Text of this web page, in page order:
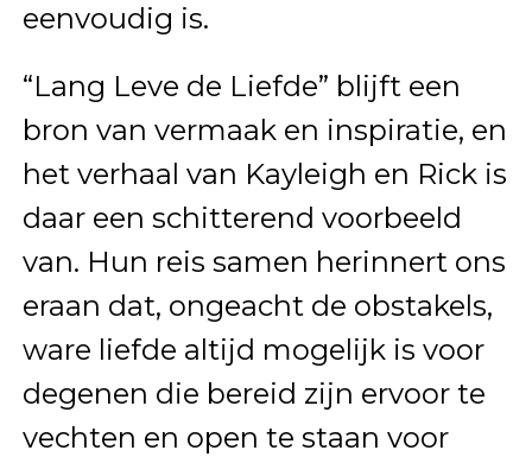
eenvoudig is.
“Lang Leve de Liefde” blijft een
bron van vermaak en inspiratie, en
het verhaal van Kayleigh en Rick is
daar een schitterend voorbeeld
van. Hun reis samen herinnert ons
eraan dat, ongeacht de obstakels,
ware liefde altijd mogelijk is voor
degenen die bereid zijn ervoor te
vechten en open te staan voor